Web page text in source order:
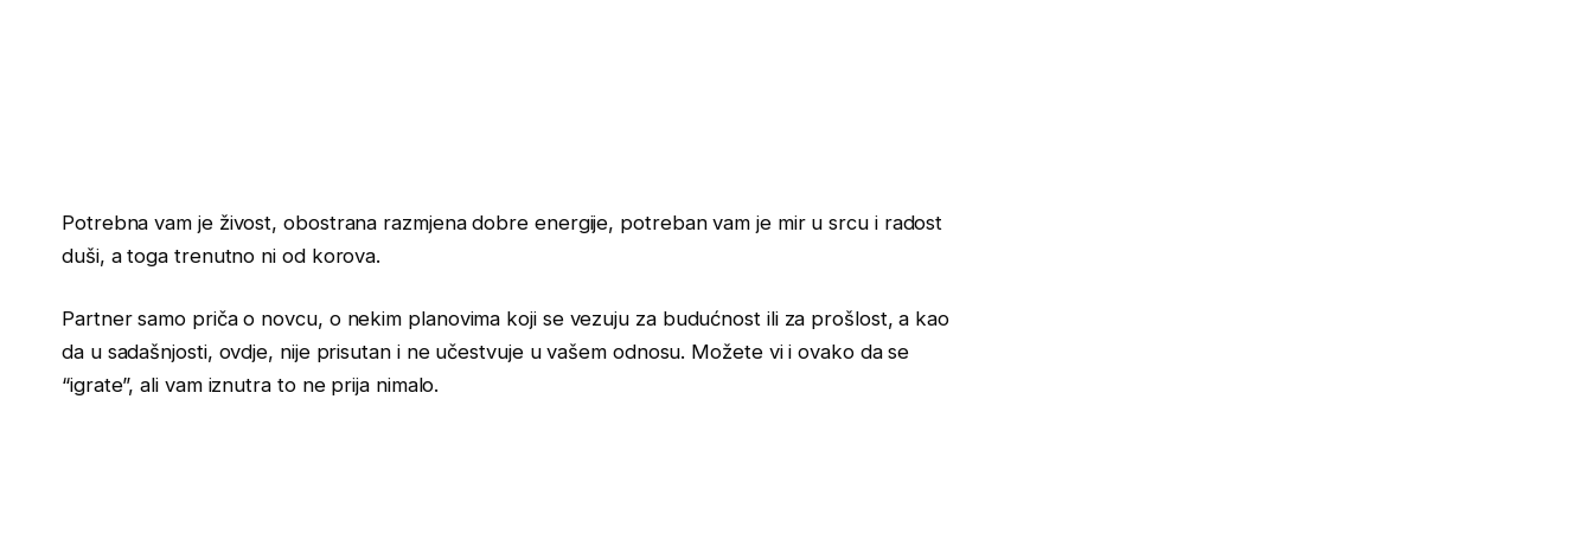
Potrebna vam je živost, obostrana razmjena dobre energije, potreban vam je mir u srcu i radost
duši, a toga trenutno ni od korova.
Partner samo priča o novcu, o nekim planovima koji se vezuju za budućnost ili za prošlost, a kao
da u sadašnjosti, ovdje, nije prisutan i ne učestvuje u vašem odnosu. Možete vi i ovako da se
“igrate”, ali vam iznutra to ne prija nimalo.